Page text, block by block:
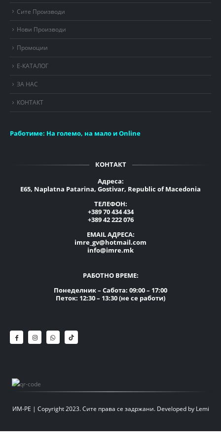
Сите Производи
Нови Производи
Промоции
Е-КАТАЛОГ
ЗА НАС
КОНТАКТ
Работиме: На големо, на мало и Online
КОНТАКТ
Адреса:
E65, Naplatna Patarina, Gostivar, Republic of Macedonia
ТЕЛЕФОН:
+389 70 434 434
+389 42 222 076
EMAIL АДРЕСА:
imre_gv@hotmail.com
info@imre.mk
РАБОТНО ВРЕМЕ:
Понеделник – Сабота: 09:00 – 17:00
Петок: 12:30 – 13:30 (не се работи)
ИМ-РЕ | Copyright 2023. Сите права се задржани. Developed by Lemi